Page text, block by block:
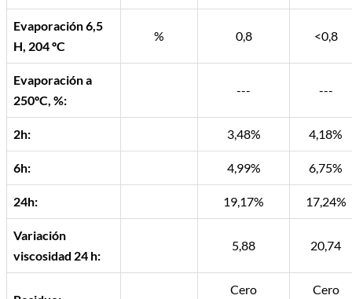
Evaporación 6,5
H, 204 ºC
% 0,8 <0,8
Evaporación a
250ºC, %:
--- ---
2h: 3,48% 4,18%
6h: 4,99% 6,75%
24h: 19,17% 17,24%
Variación
viscosidad 24 h:
5,88 20,74
Cero
Cero